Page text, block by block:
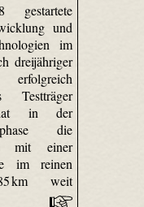
und
im
dreijähriger
Testträger
hat in der
die
mit einer
im reinen
km weit